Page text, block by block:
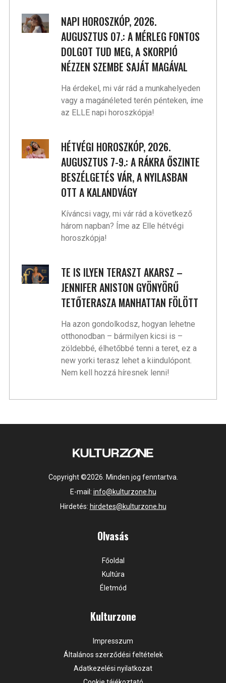
NAPI HOROSZKÓP, 2026.
AUGUSZTUS 07.: A MÉRLEG FONTOS
DOLGOT TUD MEG, A SKORPIÓ
NÉZZEN SZEMBE SAJÁT MAGÁVAL
Ha érdekel, mi vár rád a munkahelyeden
vagy a magánéleted terén pénteken, íme
az ELLE napi horoszkópja!
HÉTVÉGI HOROSZKÓP, 2026.
AUGUSZTUS 7-9.: A RÁKRA ŐSZINTE
BESZÉLGETÉS VÁR, A NYILASBAN
OTT A KALANDVÁGY
Kíváncsi vagy, mi vár rád a következő
három napban? Íme az Elle hétvégi
horoszkópja!
TE IS ILYEN TERASZT AKARSZ –
JENNIFER ANISTON GYÖNYÖRŰ
TETŐTERASZA MANHATTAN FÖLÖTT
Ha azon gondolkodsz, hogyan lehetne
otthonodban – bármilyen kicsi is –
zöldebbé, élhetőbbé tenni a teret, ez a
new yorki terasz lehet a kiindulópont.
Nem kell hozzá híresnek lenni!
Copyright ©2026. Minden jog fenntartva.
E-mail: info@kulturzone.hu
Hirdetés: hirdetes@kulturzone.hu
Olvasás
Főoldal
Kultúra
Életmód
Kulturzone
Impresszum
Általános szerződési feltételek
Adatkezelési nyilatkozat